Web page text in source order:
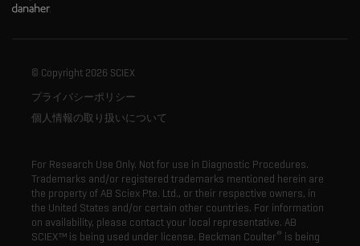
© Copyright 2026 SCIEX
プライバシーポリシー
個人情報の取り扱いについて
For Research Use Only. Not for use in Diagnostic Procedures.
Trademarks and/or registered trademarks mentioned herein are
the property of AB Sciex Pte. Ltd., or their respective owners, in
the United States and/or certain other countries. For information
on availability, please contact your local representative. AB
SCIEX™ is being used under license. Beckman Coulter® is being